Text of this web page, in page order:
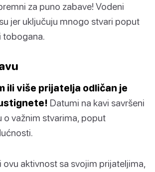
za puno zabave! Vodeni
jer uključuju mnogo stvari poput
tobogana.
ili više prijatelja odličan je
Datumi na kavi savršeni
o važnim stvarima, poput
ovu aktivnost sa svojim prijateljima,